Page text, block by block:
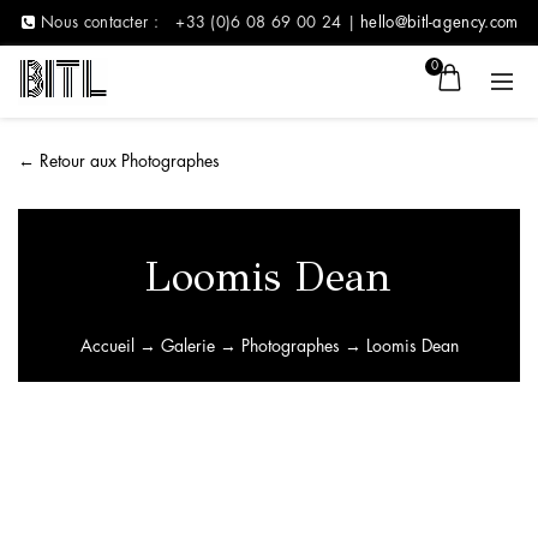
Nous contacter : +33 (0)6 08 69 00 24 | hello@bitl-agency.com
0
← Retour aux Photographes
Loomis Dean
Accueil → Galerie→ Photographes → Loomis Dean